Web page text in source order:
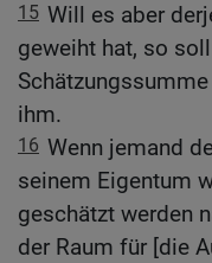
15 Will es aber
geweiht hat, so
ihm.
16 Wenn jemand
seinem Eigentum
geschätzt werden
der Raum für [die